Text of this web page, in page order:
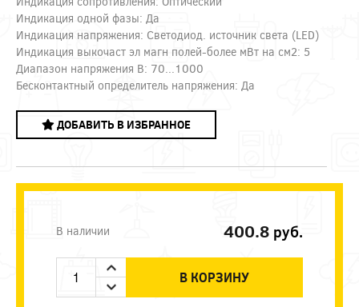
Индикация одной фазы: Да
Индикация напряжения: Светодиод. источник света (LED)
Индикация выкочаст эл магн полей-более мВт на см2: 5
Диапазон напряжения В: 70...1000
Бесконтактный определитель напряжения: Да
ДОБАВИТЬ В ИЗБРАННОЕ
В наличии 400.8 руб.
В КОРЗИНУ